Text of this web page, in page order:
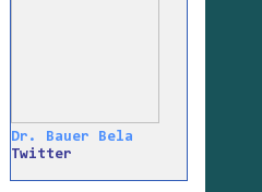
Dr. Bauer Bela
Twitter